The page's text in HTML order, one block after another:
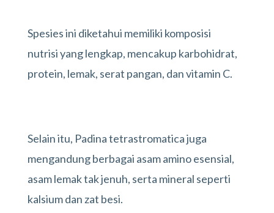
Spesies ini diketahui memiliki komposisi
nutrisi yang lengkap, mencakup karbohidrat,
protein, lemak, serat pangan, dan vitamin C.
Selain itu, Padina tetrastromatica juga
mengandung berbagai asam amino esensial,
asam lemak tak jenuh, serta mineral seperti
kalsium dan zat besi.